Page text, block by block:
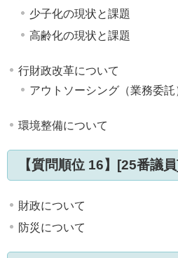
少子化の現状と課題
高齢化の現状と課題
行財政改革について
アウトソーシング（業務委託
環境整備について
【質問順位 16】[25番議
財政について
防災について